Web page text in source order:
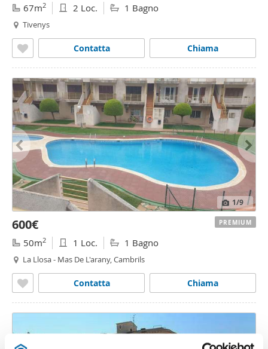
67m2 2 Loc. 1 Bagno
Tivenys
Chiama
Contatta
1/9
600€
50m2 1 Loc. 1 Bagno
La Llosa - Mas De L'arany, Cambrils
Chiama
Contatta
PREMIUM